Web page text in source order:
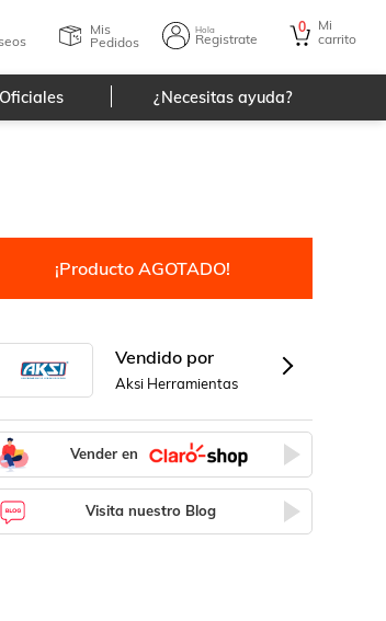
Mis
Pedidos
Hola
Registrate
0
Mi
carrito
¿Necesitas ayuda?
¡Producto AGOTADO!
Vendido por
Aksi Herramientas
Vender en
Visita nuestro Blog